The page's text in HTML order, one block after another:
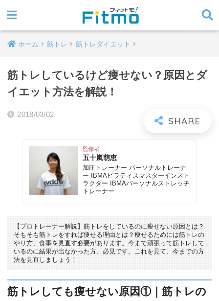
ホーム 筋トレ 筋トレダイエット
筋トレしているけど痩せない？原因とダ
イエット方法を解説！
2018/03/02
監修者
五十嵐萌恵
加圧トレーナー パーソナルトレーナ
ー IBMAピラティスマスターインスト
ラクター IBMAパーソナルストレッチ
トレーナー
【プロトレーナー解説】筋トレをしているのに痩せない原因とは？
そもそも筋トレをすれば痩せる理由とは？痩せるためには筋トレの
やり方、食事を見直す必要があります。今まで頑張って筋トレして
いるのに結果が出なかった方、必見です。これを見て、今までの方
法を見直しましょう！
筋トレしても痩せない原因①｜筋トレの